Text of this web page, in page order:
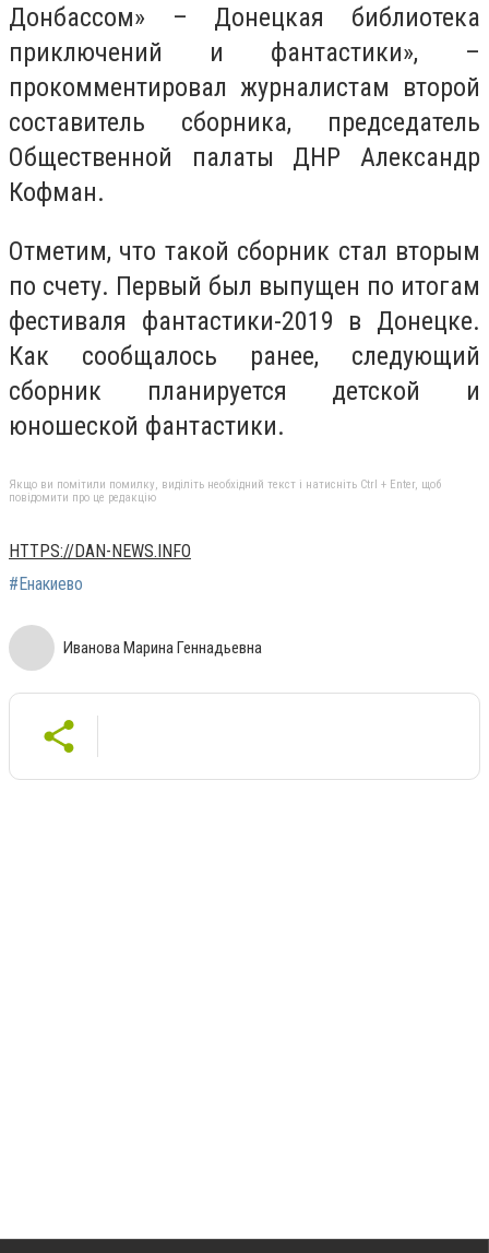
Донбассом» – Донецкая библиотека
приключений и фантастики», –
прокомментировал журналистам второй
составитель сборника, председатель
Общественной палаты ДНР Александр
Кофман.
Отметим, что такой сборник стал вторым
по счету. Первый был выпущен по итогам
фестиваля фантастики-2019 в Донецке.
Как сообщалось ранее, следующий
сборник планируется детской и
юношеской фантастики.
Якщо ви помітили помилку, виділіть необхідний текст і натисніть Ctrl + Enter, щоб
повідомити про це редакцію
HTTPS://DAN-NEWS.INFO
#Енакиево
Иванова Марина Геннадьевна